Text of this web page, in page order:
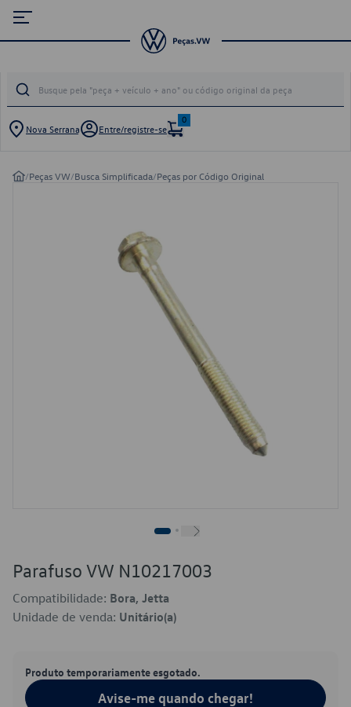
Nova Serrana Entre/registre-se
0
/Peças VW/Busca Simplificada/Peças por Código Original
Parafuso VW N10217003
Compatibilidade: Bora, Jetta
Unidade de venda: Unitário(a)
Produto temporariamente esgotado.
Avise-me quando chegar!